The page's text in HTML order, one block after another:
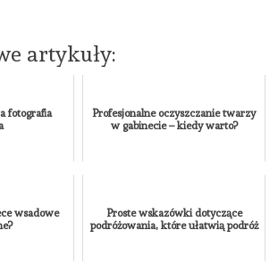
artykuły:
fotografia
Profesjonalne oczyszczanie twarzy
w gabinecie – kiedy warto?
wsadowe
Proste wskazówki dotyczące
podróżowania, które ułatwią podróż